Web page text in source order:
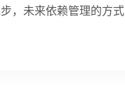
，未来依赖管理的方式